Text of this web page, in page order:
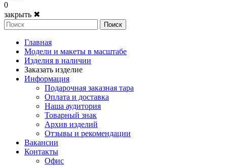
0
закрыть ✖
Поиск
Главная
Модели и макеты в масштабе
Изделия в наличии
Заказать изделие
Информация
Подарочная заказная тара
Оплата и доставка
Наша аудитория
Товарный знак
Архив изделий
Отзывы и рекомендации
Вакансии
Контакты
Офис